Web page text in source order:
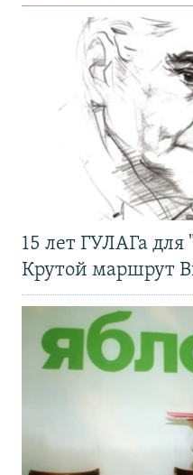
15 лет ГУЛАГа
Крутой маршрут